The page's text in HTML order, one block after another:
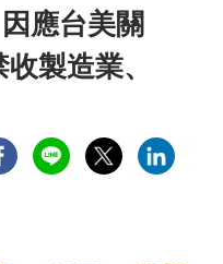
應台美關
製造業、